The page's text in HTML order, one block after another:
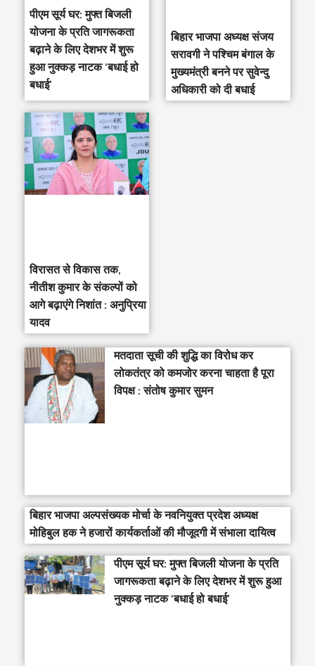
पीएम सूर्य घर: मुफ्त बिजली
योजना के प्रति जागरूकता
बढ़ाने के लिए देशभर में शुरू
हुआ नुक्कड़ नाटक ‘बधाई हो
बधाई’
‎बिहार भाजपा अध्यक्ष संजय
सरावगी ने पश्चिम बंगाल के
मुख्यमंत्री बनने पर सुवेन्दु
अधिकारी को दी बधाई
विरासत से विकास तक,
नीतीश कुमार के संकल्पों को
आगे बढ़ाएंगे निशांत : अनुप्रिया
यादव
मतदाता सूची की शुद्धि का विरोध कर
लोकतंत्र को कमजोर करना चाहता है पूरा
विपक्ष : संतोष कुमार सुमन
बिहार भाजपा अल्पसंख्यक मोर्चा के नवनियुक्त प्रदेश अध्यक्ष
मोहिबुल हक ने हजारों कार्यकर्ताओं की मौजूदगी में संभाला दायित्व
पीएम सूर्य घर: मुफ्त बिजली योजना के प्रति
जागरूकता बढ़ाने के लिए देशभर में शुरू हुआ
नुक्कड़ नाटक ‘बधाई हो बधाई’